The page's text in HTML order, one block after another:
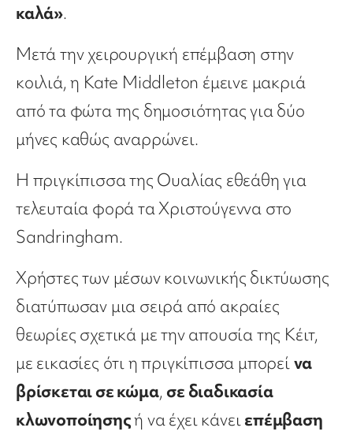
καλά».
Μετά την χειρουργική επέμβαση στην
κοιλιά, η Kate Middleton έμεινε μακριά
από τα φώτα της δημοσιότητας για δύο
μήνες καθώς αναρρώνει.
Η πριγκίπισσα της Ουαλίας εθεάθη για
τελευταία φορά τα Χριστούγεννα στο
Sandringham.
Xρήστες των μέσων κοινωνικής δικτύωσης
διατύπωσαν μια σειρά από ακραίες
θεωρίες σχετικά με την απουσία της Κέιτ,
με εικασίες ότι η πριγκίπισσα μπορείνα
βρίσκεται σε κώμα, σε διαδικασία
κλωνοποίησηςή να έχει κάνειεπέμβαση